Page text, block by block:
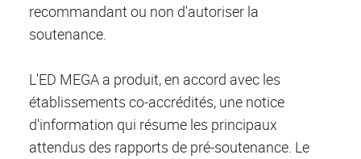
recommandant ou non d'autoriser la
soutenance.
L'ED MEGA a produit, en accord avec les
établissements co-accrédités, une notice
d'information qui résume les principaux
attendus des rapports de pré-soutenance. Le